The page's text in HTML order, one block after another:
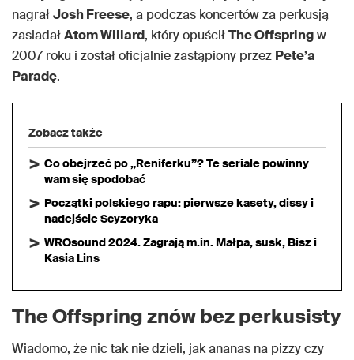
nagrałJosh Freese, a podczas koncertów za perkusją
zasiadałAtom Willard, który opuściłThe Offspringw
2007 roku i został oficjalnie zastąpiony przez Pete’a
Paradę.
Zobacz także
Co obejrzeć po „Reniferku”? Te seriale powinny
wam się spodobać
Początki polskiego rapu: pierwsze kasety, dissy i
nadejście Scyzoryka
WROsound 2024. Zagrają m.in. Małpa, susk, Bisz i
Kasia Lins
The Offspring znów bez perkusisty
Wiadomo, że nic tak nie dzieli, jak ananas na pizzy czy